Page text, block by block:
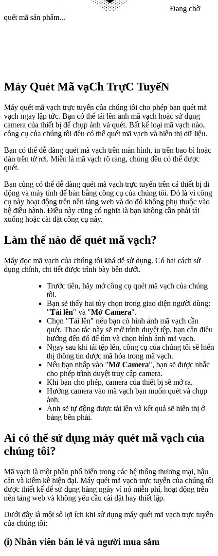
Đang chờ
quét mã sản phẩm...
Máy Quét Mã vạCh TrựC TuyếN
Máy quét mã vạch trực tuyến của chúng tôi cho phép bạn quét mã
vạch ngay lập tức. Bạn có thể tải lên ảnh mã vạch hoặc sử dụng
camera của thiết bị để chụp ảnh và quét. Bất kể loại mã vạch nào,
công cụ của chúng tôi đều có thể quét mã vạch và hiển thị dữ liệu.
Bạn có thể dễ dàng quét mã vạch trên màn hình, in trên bao bì hoặc
dán trên tờ rơi. Miễn là mã vạch rõ ràng, chúng đều có thể được
quét.
Bạn cũng có thể dễ dàng quét mã vạch trực tuyến trên cả thiết bị di
động và máy tính để bàn bằng công cụ của chúng tôi. Đó là vì công
cụ này hoạt động trên nền tảng web và do đó không phụ thuộc vào
hệ điều hành. Điều này cũng có nghĩa là bạn không cần phải tải
xuống hoặc cài đặt công cụ này.
Làm thế nào để quét mã vạch?
Máy đọc mã vạch của chúng tôi khá dễ sử dụng. Có hai cách sử
dụng chính, chi tiết được trình bày bên dưới.
Trước tiên, hãy mở công cụ quét mã vạch của chúng
tôi.
Bạn sẽ thấy hai tùy chọn trong giao diện người dùng:
"Tải lên" và "Mở Camera".
Chọn "Tải lên" nếu bạn có hình ảnh mã vạch cần
quét. Thao tác này sẽ mở trình duyệt tệp, bạn cần điều
hướng đến đó để tìm và chọn hình ảnh mã vạch.
Ngay sau khi tải tệp lên, công cụ của chúng tôi sẽ hiển
thị thông tin được mã hóa trong mã vạch.
Nếu bạn nhấp vào "Mở Camera", bạn sẽ được nhắc
cho phép trình duyệt truy cập camera.
Khi bạn cho phép, camera của thiết bị sẽ mở ra.
Hướng camera vào mã vạch bạn muốn quét và chụp
ảnh.
Ảnh sẽ tự động được tải lên và kết quả sẽ hiển thị ở
bảng bên phải.
Ai có thể sử dụng máy quét mã vạch của
chúng tôi?
Mã vạch là một phần phổ biến trong các hệ thống thương mại, hậu
cần và kiểm kê hiện đại. Máy quét mã vạch trực tuyến của chúng tôi
được thiết kế để sử dụng hàng ngày vì nó miễn phí, hoạt động trên
nền tảng web và không yêu cầu cài đặt hay thiết lập.
Dưới đây là một số lợi ích khi sử dụng máy quét mã vạch trực tuyến
của chúng tôi:
(i) Nhân viên bán lẻ và người mua sắm